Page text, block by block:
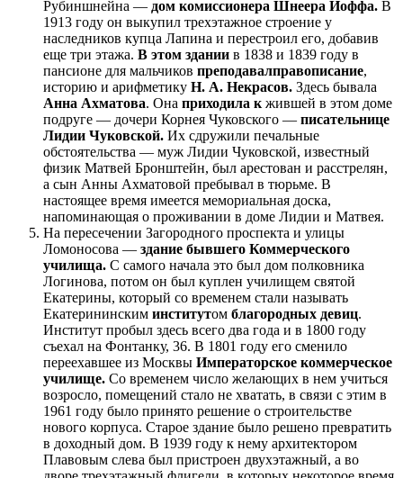
Рубиншнейна — дом комиссионера Шнеера Иоффа. В
1913 году он выкупил трехэтажное строение у
наследников купца Лапина и перестроил его, добавив
еще три этажа. В этом здании в 1838 и 1839 году в
пансионе для мальчиков преподавалправописание,
историю и арифметику Н. А. Некрасов. Здесь бывала
Анна Ахматова. Она приходила к жившей в этом доме
подруге — дочери Корнея Чуковского — писательнице
Лидии Чуковской. Их сдружили печальные
обстоятельства — муж Лидии Чуковской, известный
физик Матвей Бронштейн, был арестован и расстрелян,
а сын Анны Ахматовой пребывал в тюрьме. В
настоящее время имеется мемориальная доска,
напоминающая о проживании в доме Лидии и Матвея.
На пересечении Загородного проспекта и улицы
Ломоносова — здание бывшего Коммерческого
училища. С самого начала это был дом полковника
Логинова, потом он был куплен училищем святой
Екатерины, который со временем стали называть
Екатерининским институтом благородных девиц.
Институт пробыл здесь всего два года и в 1800 году
съехал на Фонтанку, 36. В 1801 году его сменило
переехавшее из Москвы Императорское коммерческое
училище. Со временем число желающих в нем учиться
возросло, помещений стало не хватать, в связи с этим в
1961 году было принято решение о строительстве
нового корпуса. Старое здание было решено превратить
в доходный дом. В 1939 году к нему архитектором
Плавовым слева был пристроен двухэтажный, а во